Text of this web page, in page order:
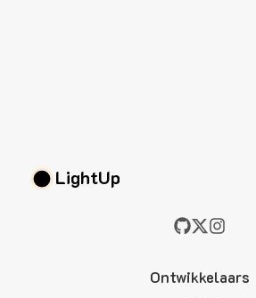
LightUp
Ontwikkelaars